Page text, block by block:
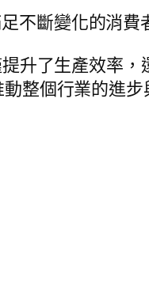
不斷變化的消費
升了生產效率，
整個行業的進步